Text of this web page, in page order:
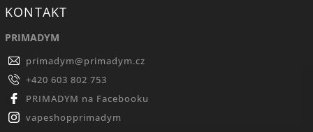
KONTAKT
PRIMADYM
primadym@primadym.cz
+420 603 802 753
PRIMADYM na Facebooku
vapeshopprimadym